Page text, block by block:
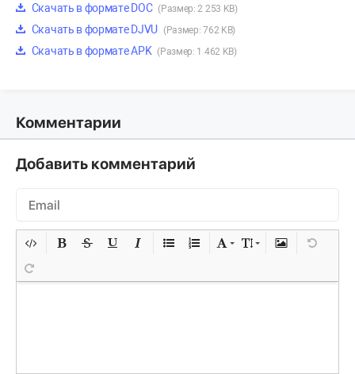
Скачать в формате DOC (Размер: 2 253 KB)
Скачать в формате DJVU (Размер: 762 KB)
Скачать в формате APK (Размер: 1 462 KB)
Комментарии
Добавить комментарий